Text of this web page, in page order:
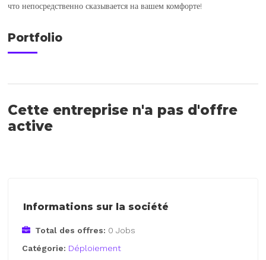
что непосредственно сказывается на вашем комфорте!
Portfolio
Cette entreprise n'a pas d'offre
active
Informations sur la société
Total des offres: 0 Jobs
Catégorie: Déploiement